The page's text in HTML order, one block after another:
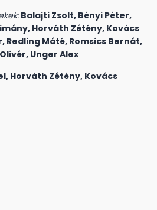
Balajti Zsolt, Bényi Péter,
Horváth Zétény, Kovács
Redling Máté, Romsics Bernát,
Unger Alex
Horváth Zétény, Kovács